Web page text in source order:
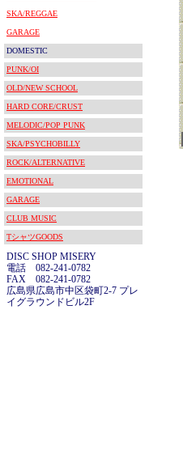
SKA/REGGAE
GARAGE
DOMESTIC
PUNK/OI
OLD/NEW SCHOOL
HARD CORE/CRUST
MELODIC/POP PUNK
SKA/PSYCHOBILLY
ROCK/ALTERNATIVE
EMOTIONAL
GARAGE
CLUB MUSIC
TシャツGOODS
DISC SHOP MISERY
電話 082-241-0782
FAX 082-241-0782
広島県広島市中区袋町2-7 プレ
イグラウンドビル2F